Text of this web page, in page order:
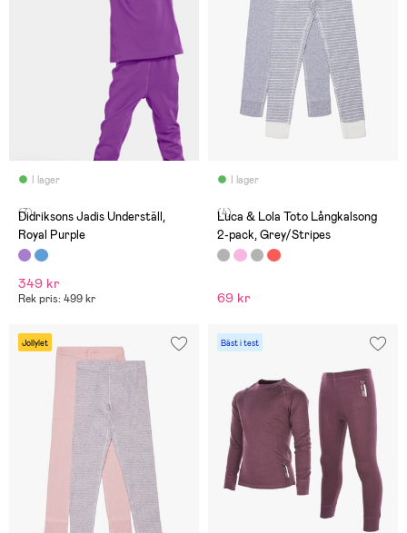
I lager
(7)
Didriksons Jadis Underställ,
Royal Purple
349 kr
Rek pris: 499 kr
I lager
(4)
Luca & Lola Toto Långkalsong
2-pack, Grey/Stripes
69 kr
Jollylet Bäst i test